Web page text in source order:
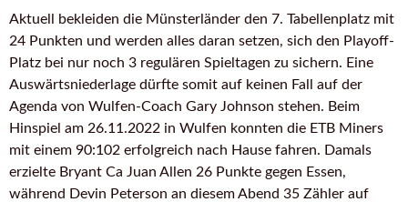
Aktuell bekleiden die Münsterländer den 7. Tabellenplatz mit
24 Punkten und werden alles daran setzen, sich den Playoff-
Platz bei nur noch 3 regulären Spieltagen zu sichern. Eine
Auswärtsniederlage dürfte somit auf keinen Fall auf der
Agenda von Wulfen-Coach Gary Johnson stehen. Beim
Hinspiel am 26.11.2022 in Wulfen konnten die ETB Miners
mit einem 90:102 erfolgreich nach Hause fahren. Damals
erzielte Bryant Ca Juan Allen 26 Punkte gegen Essen,
während Devin Peterson an diesem Abend 35 Zähler auf